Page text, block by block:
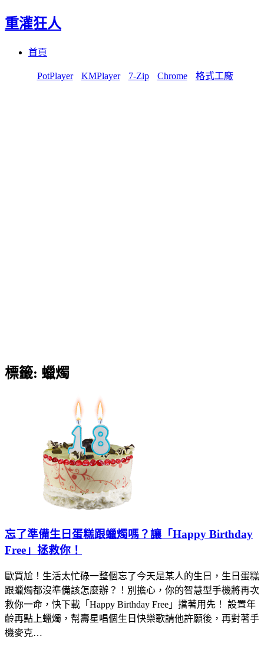
重灌狂人
首頁
PotPlayer KMPlayer 7-Zip Chrome 格式工廠
標籤: 蠟燭
忘了準備生日蛋糕跟蠟燭嗎？讓「Happy Birthday
Free」拯救你！
歐買尬！生活太忙碌一整個忘了今天是某人的生日，生日蛋糕
跟蠟燭都沒準備該怎麼辦？！別擔心，你的智慧型手機將再次
救你一命，快下載「Happy Birthday Free」擋著用先！ 設置年
齡再點上蠟燭，幫壽星唱個生日快樂歌請他許願後，再對著手
機麥克…